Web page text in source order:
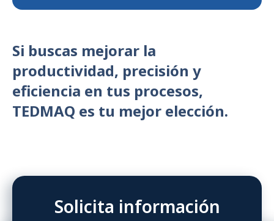
Si buscas mejorar la
productividad, precisión y
eficiencia en tus procesos,
TEDMAQ es tu mejor elección.
Solicita información